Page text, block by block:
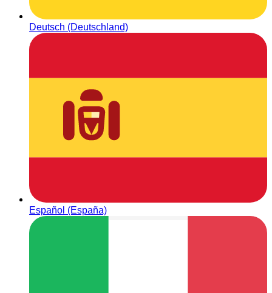
Deutsch (Deutschland)
Español (España)